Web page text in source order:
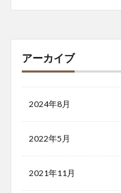
アーカイブ
2024年8月
2022年5月
2021年11月